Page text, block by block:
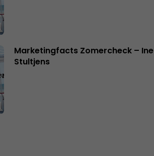
Marketingfacts Zomercheck – Ine
Stultjens